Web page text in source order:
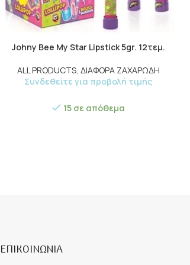
Johny Bee My Star Lipstick 5gr. 12τεμ.
ALL PRODUCTS, ΔΙΑΦΟΡΑ ΖΑΧΑΡΩΔΗ
Συνδεθείτε για προβολή τιμής
15 σε απόθεμα
ΕΠΙΚΟΙΝΩΝΙΑ